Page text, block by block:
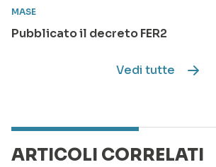
MASE
Pubblicato il decreto FER2
Vedi tutte
ARTICOLI CORRELATI